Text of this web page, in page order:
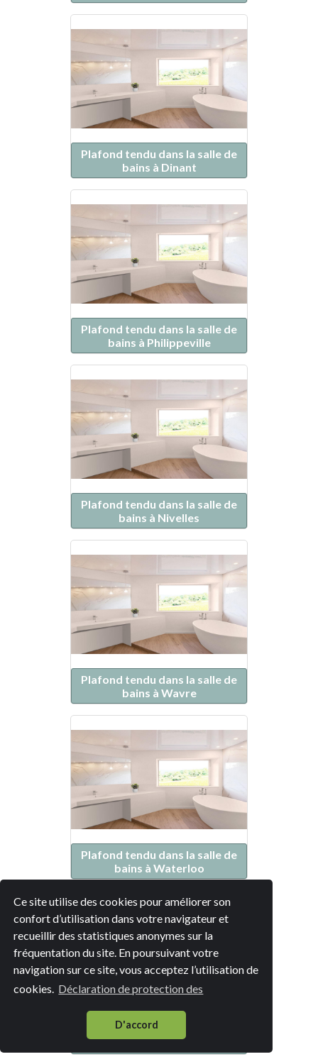
Ce site utilise des cookies pour améliorer son
confort d’utilisation dans votre navigateur et
recueillir des statistiques anonymes sur la
fréquentation du site. En poursuivant votre
navigation sur ce site, vous acceptez l’utilisation de
cookies. Déclaration de protection des
D'accord
Plafond tendu dans la salle de
bains à Dinant
Plafond tendu dans la salle de
bains à Philippeville
Plafond tendu dans la salle de
bains à Nivelles
Plafond tendu dans la salle de
bains à Wavre
Plafond tendu dans la salle de
bains à Waterloo
Plafond tendu dans la salle de
bains à Braine-l'Alleud